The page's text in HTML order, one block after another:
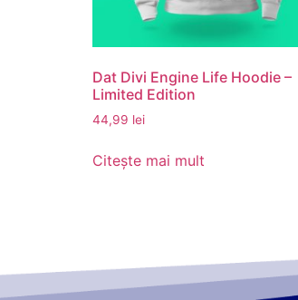
Dat Divi Engine Life Hoodie –
Limited Edition
44,99 lei
Citește mai mult